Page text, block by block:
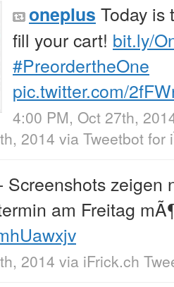
oneplus Today is
fill your cart! bit.ly/
#PreordertheOne
pic.twitter.com/
4:00 PM, Oct 27th,
2014 via Tweetbot for
Screenshots zeigen
am Freitag
2014 via iFrick.ch